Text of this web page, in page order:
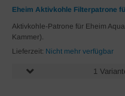
Eheim Aktivkohle Filterpatrone
Aktivkohle-Patrone für Eheim
Kammer).
Lieferzeit: Nicht mehr verfügbar
1